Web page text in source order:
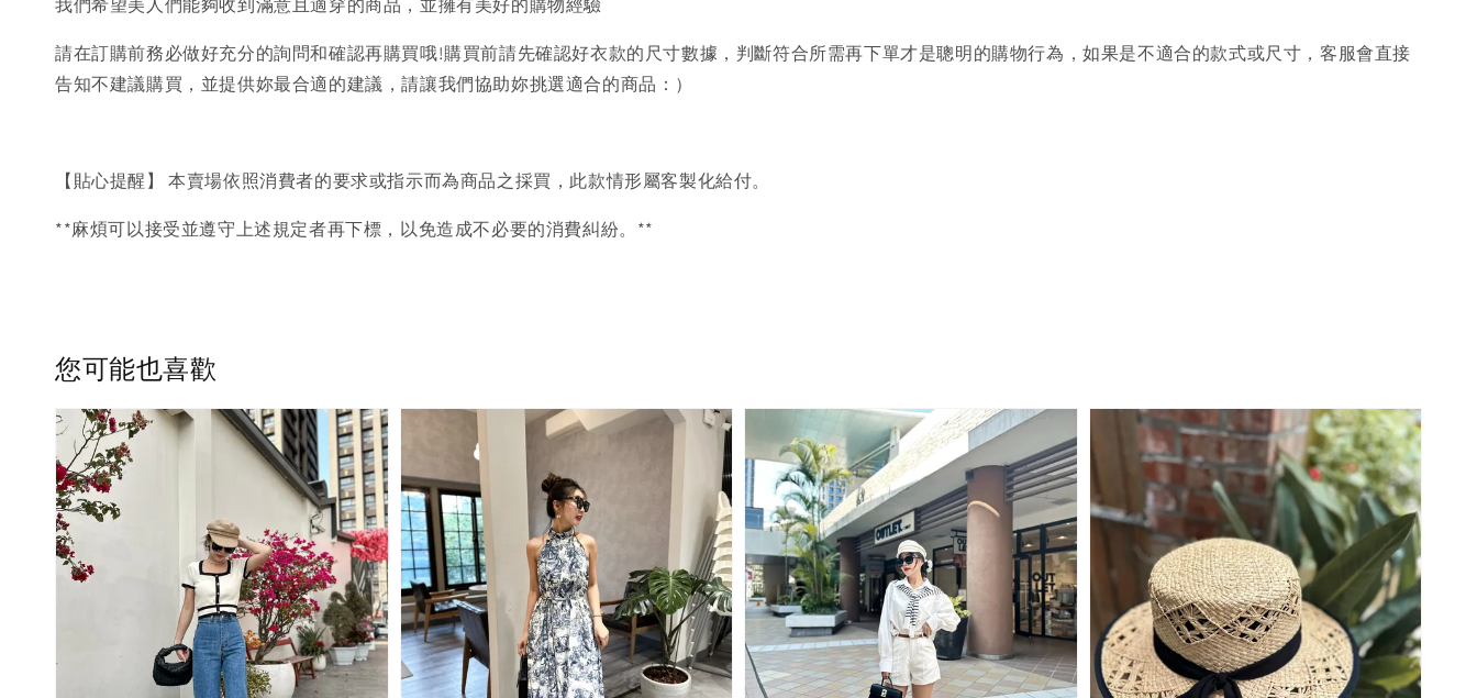
請在訂購前務必做好充分的詢問和確認再購買哦!購買前請先確認好衣款的尺寸數據，判斷符合所需再下單才是聰明的購物行為，如果是不適合的款式或尺寸，客服會直接
告知不建議購買，並提供妳最合適的建議，請讓我們協助妳挑選適合的商品：）
【貼心提醒】 本賣場依照消費者的要求或指示而為商品之採買，此款情形屬客製化給付。
**麻煩可以接受並遵守上述規定者再下標，以免造成不必要的消費糾紛。**
您可能也喜歡